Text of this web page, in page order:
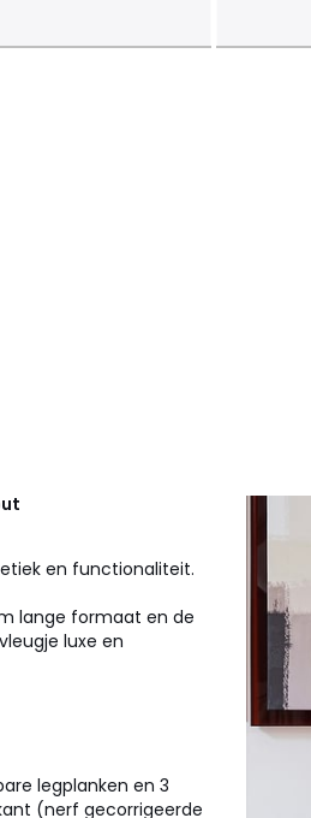
en functionaliteit.
lange formaat en de
luxe en
legplanken en 3
(nerf gecorrigeerde